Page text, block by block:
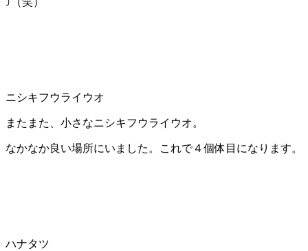
ニシキフウライウオ
またまた、小さなニシキフウライウオ。
なかなか良い場所にいました。これで４個体目になります。
ハナタツ